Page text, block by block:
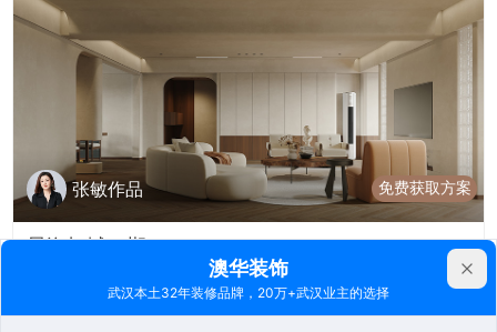
张敏作品 免费获取方案
星海虹城一期198㎡
7089
2025-08-13